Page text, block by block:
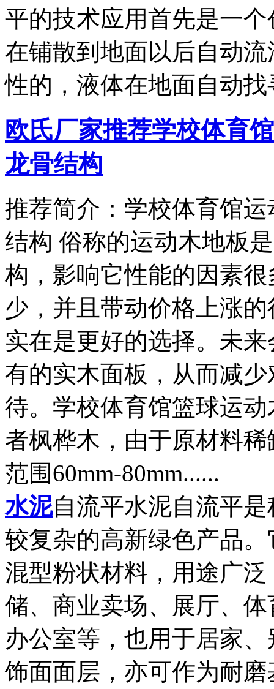
平的技术应用首先是一
在铺散到地面以后自动
性的，液体在地面自动找
欧氏厂家推荐学校体育
龙骨结构
推荐简介：学校体育馆
结构 俗称的运动木地板
构，影响它性能的因素
少，并且带动价格上涨
实在是更好的选择。未
有的实木面板，从而减
待。学校体育馆篮球运
者枫桦木，由于原材料
范围60mm-80mm......
水泥自流平水泥自流平
较复杂的高新绿色产品
混型粉状材料，用途广
储、商业卖场、展厅、
办公室等，也用于居家
饰面面层，亦可作为耐磨